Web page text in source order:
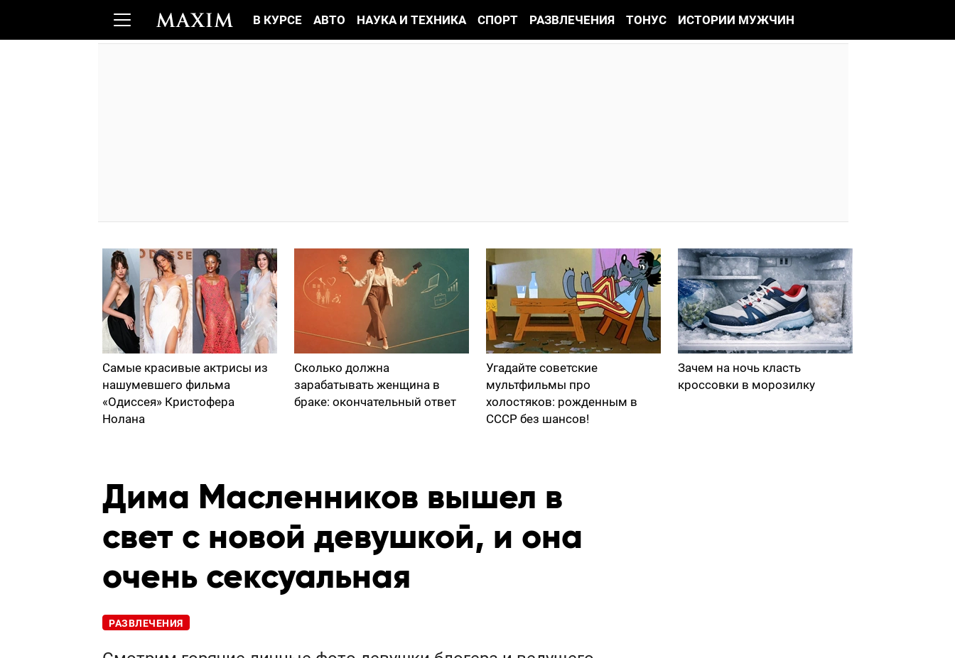
В КУРСЕ АВТО НАУКА И ТЕХНИКА СПОРТ РАЗВЛЕЧЕНИЯ ТОНУС ИСТОРИИ МУЖЧИН
Самые красивые актрисы из
нашумевшего фильма
«Одиссея» Кристофера
Нолана
Сколько должна
зарабатывать женщина в
браке: окончательный ответ
Угадайте советские
мультфильмы про
холостяков: рожденным в
СССР без шансов!
Зачем на ночь класть
кроссовки в морозилку
Дима Масленников вышел в
свет с новой девушкой, и она
очень сексуальная
РАЗВЛЕЧЕНИЯ